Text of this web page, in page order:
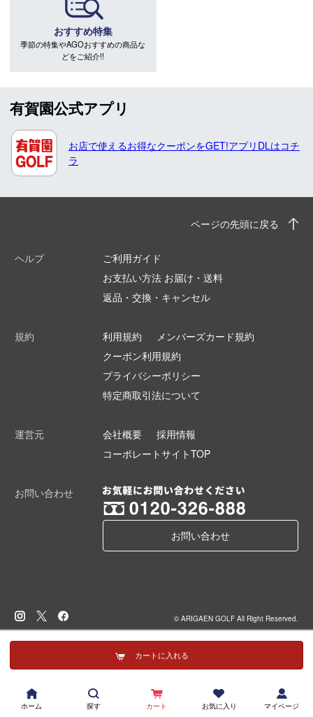
ホーム 探す カート お気に入り マイページ
カートに入れる
おすすめ特集
季節の特集やAGOおすすめの商品な
どをご紹介!!
有賀園公式アプリ
お店で使えるお得なクーポンをGET!アプリDLはコチ
ラ
ページの先頭に戻る
ヘルプ
ご利用ガイド
お支払い方法 お届け・送料
返品・交換・キャンセル
規約 利用規約
メンバーズカード規約
クーポン利用規約
プライバシーポリシー
特定商取引法について
運営元 会社概要
採用情報
コーポレートサイトTOP
お問い合わせ
お問い合わせ
© ARIGAEN GOLF All Right Reserved.